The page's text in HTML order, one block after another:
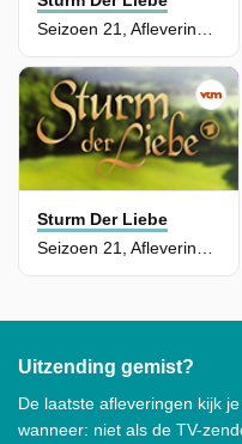
Seizoen 21, Aflevering 73 - Episode 73
Sturm Der Liebe
Uitzending gemist?
De laatste afleveringen kijk
wanneer: niet als de TV-